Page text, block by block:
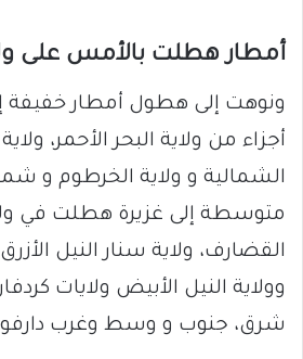
أمطار هطلت بالأمس على
ونوهت إلى هطول أمطار
أجزاء من ولاية البحر الأحمر، ولاية
الشمالية و ولاية الخرطوم و
متوسطة إلى غزيرة هطلت في
القضارف، ولاية سنار النيل الأزرق
وولاية النيل الأبيض ولايات
شرق، جنوب و وسط وغرب